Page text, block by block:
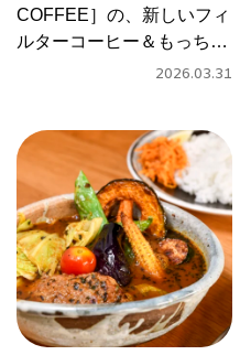
今月の京みや
CULTURE
すべて
COFFEE］の、新しいフィ
ルターコーヒー＆もっちり
米麹シナモンロール2026.03.31